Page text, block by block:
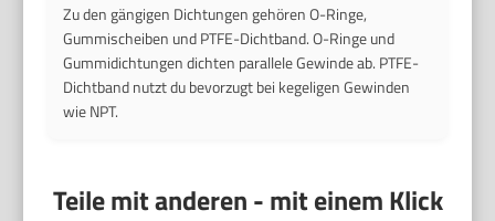
Zu den gängigen Dichtungen gehören O-Ringe,
Gummischeiben und PTFE-Dichtband. O-Ringe und
Gummidichtungen dichten parallele Gewinde ab. PTFE-
Dichtband nutzt du bevorzugt bei kegeligen Gewinden
wie NPT.